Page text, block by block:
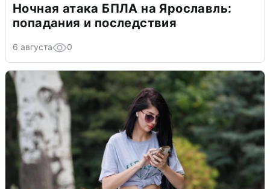
Ночная атака БПЛА на Ярославль:
попадания и последствия
6 августа 0